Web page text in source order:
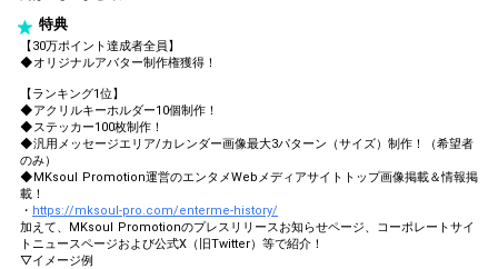
特典
【30万ポイント達成者全員】
◆オリジナルアバター制作権獲得！
【ランキング1位】
◆アクリルキーホルダー10個制作！
◆ステッカー100枚制作！
◆汎用メッセージエリア/カレンダー画像最大3パターン（サイズ）制作！（希望者
のみ）
◆MKsoul Promotion運営のエンタメWebメディアサイトトップ画像掲載＆情報掲
載！
・ https://mksoul-pro.com/enterme-history/
加えて、MKsoul Promotionのプレスリリースお知らせページ、コーポレートサイ
トニュースページおよび公式X（旧Twitter）等で紹介！
▽イメージ例